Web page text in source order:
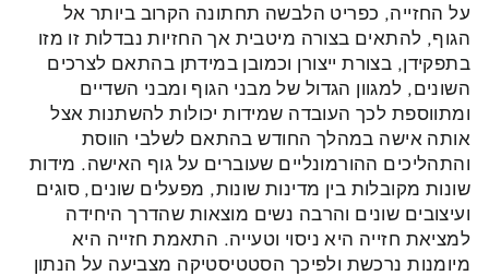
על החזייה, כפריט הלבשה תחתונה הקרוב ביותר אל
הגוף, להתאים בצורה מיטבית אך החזיות נבדלות זו מזו
בתפקידן, בצורת ייצורן וכמובן במידתן בהתאם לצרכים
השונים, למגוון הגדול של מבני הגוף ומבני השדיים
ומתווספת לכך העובדה שמידות יכולות להשתנות אצל
אותה אישה במהלך החודש בהתאם לשלבי הווסת
והתהליכים ההורמונליים שעוברים על גוף האישה. מידות
שונות מקובלות בין מדינות שונות, מפעלים שונים, סוגים
ועיצובים שונים והרבה נשים מוצאות שהדרך היחידה
למציאת חזייה היא ניסוי וטעייה. התאמת חזייה היא
מיומנות נרכשת ולפיכך הסטטיסטיקה מצביעה על הנתון